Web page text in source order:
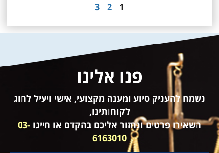
1
2
3
פנו אלינו
נשמח להעניק סיוע ומענה מקצועי, אישי ויעיל לחוג
לקוחותינו,
השאירו פרטים ונחזור אליכם בהקדם או חייגו 03-
6163010